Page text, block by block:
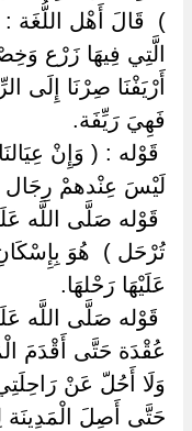
) ‏ ‏قَالَ أَهْل اللُّغَة
الَّتِي فِيهَا زَرْع
أَرْيَفْنَا صِرْنَا
فَهِيَ رَيِّفَة.
‏قَوْله : ( وَإِنْ
لَيْسَ عِنْدهمْ رِجَال
‏قَوْله صَلَّى اللَّه
تُرْحَل ) ‏ ‏هُوَ
عَلَيْهَا رَحْلهَا.
‏قَوْله صَلَّى اللَّه
عُقْدَة حَتَّى أَقْدَمَ
وَلَا أَحُلّ عَنْ
حَتَّى أَصِلَ الْمَدِينَة